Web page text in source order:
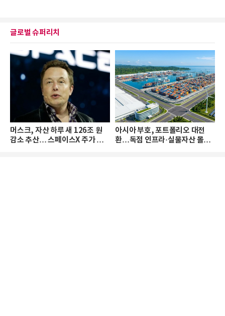
글로벌 슈퍼리치
머스크, 자산 하루 새 126조 원
감소 추산… 스페이스X 주가 하
아시아 부호, 포트폴리오 대전
환…독점 인프라·실물자산 몰린